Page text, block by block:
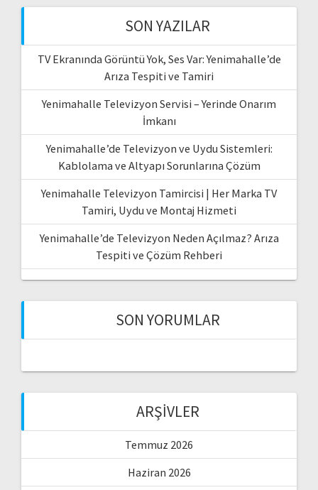
SON YAZILAR
TV Ekranında Görüntü Yok, Ses Var: Yenimahalle’de
Arıza Tespiti ve Tamiri
Yenimahalle Televizyon Servisi – Yerinde Onarım
İmkanı
Yenimahalle’de Televizyon ve Uydu Sistemleri:
Kablolama ve Altyapı Sorunlarına Çözüm
Yenimahalle Televizyon Tamircisi | Her Marka TV
Tamiri, Uydu ve Montaj Hizmeti
Yenimahalle’de Televizyon Neden Açılmaz? Arıza
Tespiti ve Çözüm Rehberi
SON YORUMLAR
ARŞIVLER
Temmuz 2026
Haziran 2026